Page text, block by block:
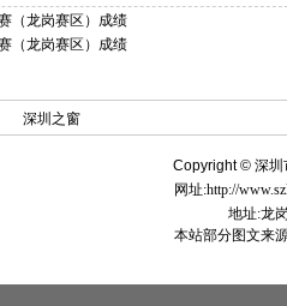
（龙岗赛区）成绩
（龙岗赛区）成绩
深圳之窗
Copyright © 深
网址:http://
地址:龙
本站部分图文来